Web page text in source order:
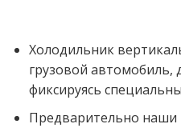
Холодильник
грузовой автомобиль,
фиксируясь
Предварительно